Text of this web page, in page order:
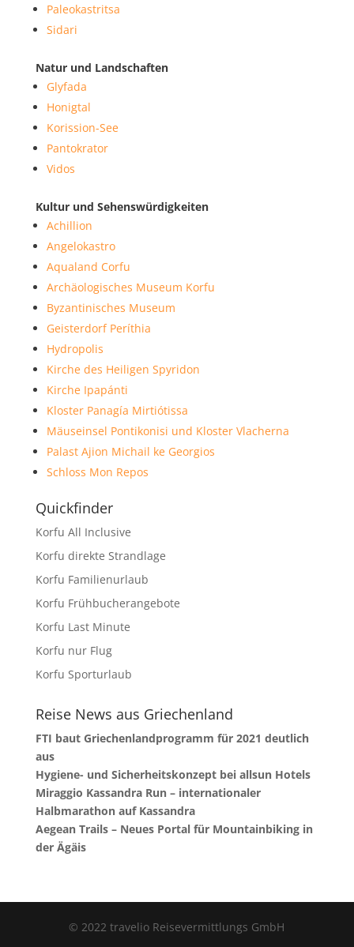
Paleokastritsa
Sidari
Natur und Landschaften
Glyfada
Honigtal
Korission-See
Pantokrator
Vidos
Kultur und Sehenswürdigkeiten
Achillion
Angelokastro
Aqualand Corfu
Archäologisches Museum Korfu
Byzantinisches Museum
Geisterdorf Períthia
Hydropolis
Kirche des Heiligen Spyridon
Kirche Ipapánti
Kloster Panagía Mirtiótissa
Mäuseinsel Pontikonisi und Kloster Vlacherna
Palast Ajion Michail ke Georgios
Schloss Mon Repos
Quickfinder
Korfu All Inclusive
Korfu direkte Strandlage
Korfu Familienurlaub
Korfu Frühbucherangebote
Korfu Last Minute
Korfu nur Flug
Korfu Sporturlaub
Reise News aus Griechenland
FTI baut Griechenlandprogramm für 2021 deutlich
aus
Hygiene- und Sicherheitskonzept bei allsun Hotels
Miraggio Kassandra Run – internationaler
Halbmarathon auf Kassandra
Aegean Trails – Neues Portal für Mountainbiking in
der Ägäis
© 2022 travelio Reisevermittlungs GmbH